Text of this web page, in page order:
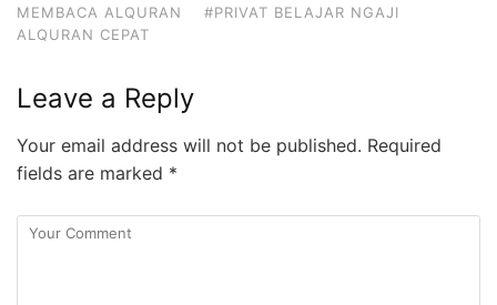
MEMBACA ALQURAN
#PRIVAT BELAJAR NGAJI
ALQURAN CEPAT
Leave a Reply
Your email address will not be published. Required
fields are marked *